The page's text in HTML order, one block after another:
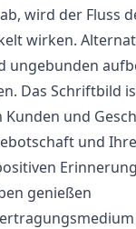
wird der Fluss
wirken.
ungebunden
Das Schriftbild
und
und
genießen